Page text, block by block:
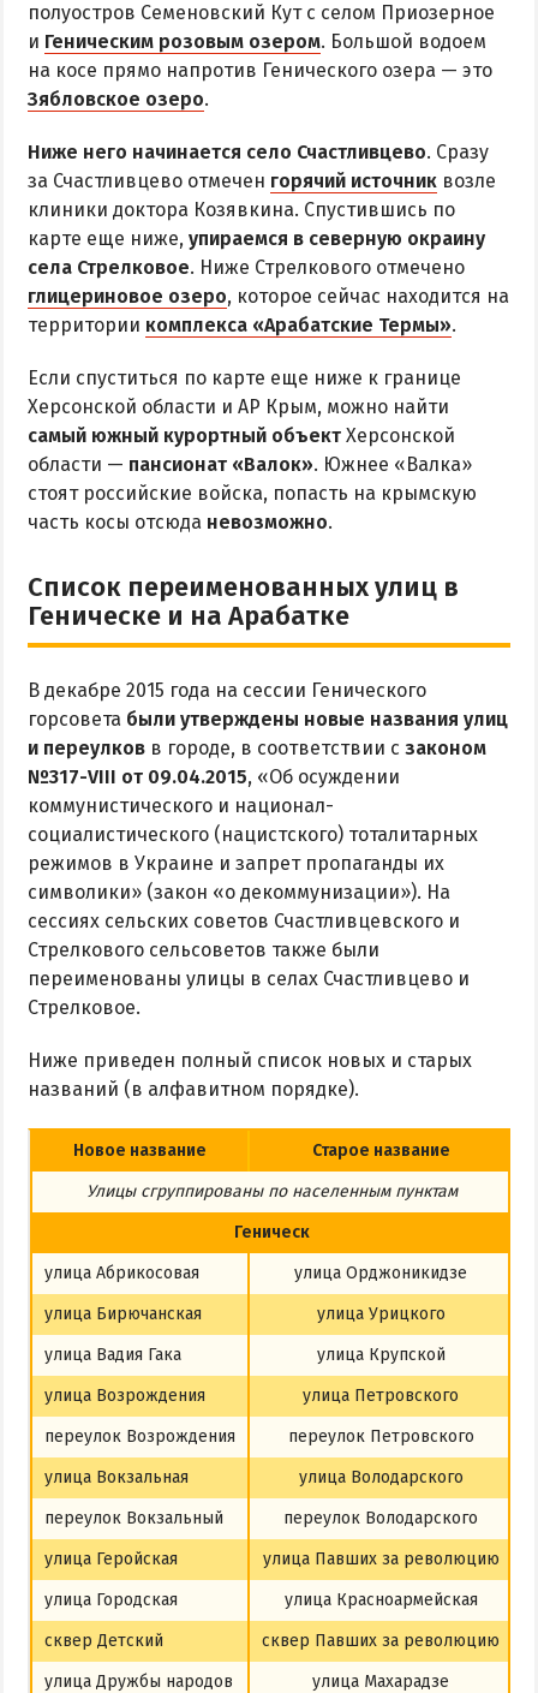
Глицериновое Озеро
Зябловское Озеро
Радоновое Озеро
Сиваш
Соленое озеро в Счастливцево
ДОСТОПРИМЕЧАТЕЛЬНОСТИ
Генический маяк
ПИТАНИЕ
РАЗВЛЕЧЕНИЯ
Аквапарк
Дельфинарий
Виндсерфинг
ЭКСКУРСИИ И МАРШРУТЫ
Аскания-Нова
Остров Бирючий
ПРОЕЗД
По Геническу и на косу
Такси по косе
Из Херсона
Из Запорожья
Из Днепра
Из Харькова
Из Полтавы
Из Сум
Из Киева
полуостров Семеновский Кут с селом Приозерное
и Геническим розовым озером. Большой водоем
на косе прямо напротив Генического озера — это
Зябловское озеро.
Ниже него начинается село Счастливцево. Сразу
за Счастливцево отмечен горячий источник возле
клиники доктора Козявкина. Спустившись по
карте еще ниже, упираемся в северную окраину
села Стрелковое. Ниже Стрелкового отмечено
глицериновое озеро, которое сейчас находится на
территории комплекса «Арабатские Термы».
Если спуститься по карте еще ниже к границе
Херсонской области и АР Крым, можно найти
самый южный курортный объект Херсонской
области — пансионат «Валок». Южнее «Валка»
стоят российские войска, попасть на крымскую
часть косы отсюда невозможно.
Список переименованных улиц в
Геническе и на Арабатке
В декабре 2015 года на сессии Генического
горсовета были утверждены новые названия улиц
и переулков в городе, в соответствии с законом
№317-VIII от 09.04.2015, «Об осуждении
коммунистического и национал-
социалистического (нацистского) тоталитарных
режимов в Украине и запрет пропаганды их
символики» (закон «о декоммунизации»). На
сессиях сельских советов Счастливцевского и
Стрелкового сельсоветов также были
переименованы улицы в селах Счастливцево и
Стрелковое.
Ниже приведен полный список новых и старых
названий (в алфавитном порядке).
Новое название
Старое название
Улицы сгруппированы по населенным пунктам
Геническ
улица Абрикосовая
улица Орджоникидзе
улица Бирючанская
улица Урицкого
улица Вадия Гака
улица Крупской
улица Возрождения
улица Петровского
переулок Возрождения
переулок Петровского
улица Вокзальная
улица Володарского
переулок Вокзальный
переулок Володарского
улица Геройская
улица Павших за революцию
улица Городская
улица Красноармейская
сквер Детский
сквер Павших за революцию
улица Дружбы народов
улица Махарадзе